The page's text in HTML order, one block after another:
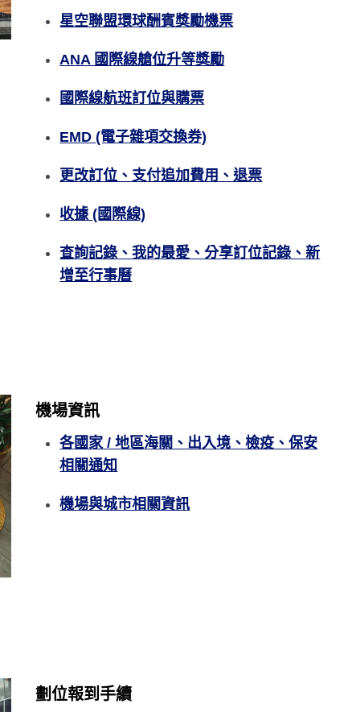
星空聯盟環球酬賓獎勵機票
ANA 國際線艙位升等獎勵
國際線航班訂位與購票
EMD (電子雜項交換券)
更改訂位、支付追加費用、退票
收據 (國際線)
查詢記錄、我的最愛、分享訂位記錄、新
增至行事曆
機場資訊
各國家 / 地區海關、出入境、檢疫、保安
相關通知
機場與城市相關資訊
劃位報到手續